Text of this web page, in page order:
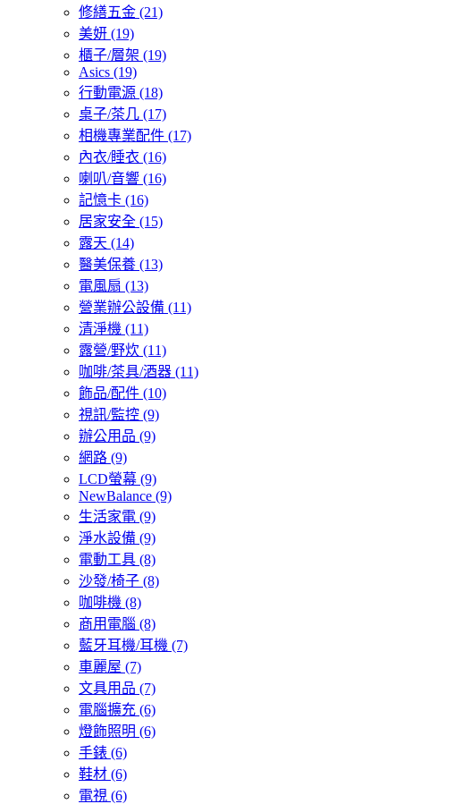
修繕五金 (21)
美妍 (19)
櫃子/層架 (19)
Asics (19)
行動電源 (18)
桌子/茶几 (17)
相機專業配件 (17)
內衣/睡衣 (16)
喇叭/音響 (16)
記憶卡 (16)
居家安全 (15)
露天 (14)
醫美保養 (13)
電風扇 (13)
營業辦公設備 (11)
清淨機 (11)
露營/野炊 (11)
咖啡/茶具/酒器 (11)
飾品/配件 (10)
視訊/監控 (9)
辦公用品 (9)
網路 (9)
LCD螢幕 (9)
NewBalance (9)
生活家電 (9)
淨水設備 (9)
電動工具 (8)
沙發/椅子 (8)
咖啡機 (8)
商用電腦 (8)
藍牙耳機/耳機 (7)
車麗屋 (7)
文具用品 (7)
電腦擴充 (6)
燈飾照明 (6)
手錶 (6)
鞋材 (6)
電視 (6)